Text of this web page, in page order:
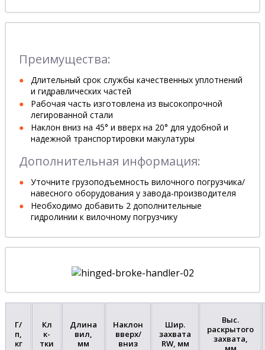
Преимущества:
Длительный срок службы качественных уплотнений
и гидравлических частей
Рабочая часть изготовлена из высокопрочной
легированной стали
Наклон вниз на 45° и вверх на 20° для удобной и
надежной транспортировки макулатуры
Дополнительная информация:
Уточните грузоподъемность вилочного погрузчика/
навесного оборудования у завода-производителя
Необходимо добавить 2 дополнительные
гидролинии к вилочному погрузчику
Г/
п,
кг
Кл
к-
тки
Длина
вил,
мм
Наклон
вверх/
вниз
Шир.
захвата
RW, мм
Выс.
раскрытого
захвата,